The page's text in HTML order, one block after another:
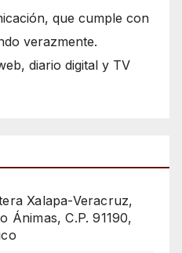
que cumple con
verazmente.
diario digital y TV
Xalapa-Veracruz,
Ánimas, C.P. 91190,